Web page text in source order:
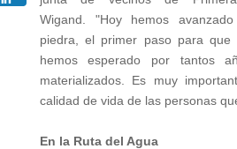
Wigand. "Hoy hemos
piedra, el primer paso para que
hemos esperado por tantos
materializados. Es muy
calidad de vida de las personas
En la Ruta del Agua